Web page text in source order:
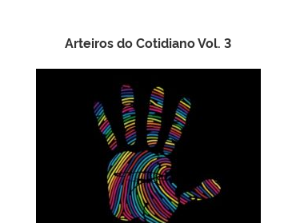
Arteiros do Cotidiano Vol. 3